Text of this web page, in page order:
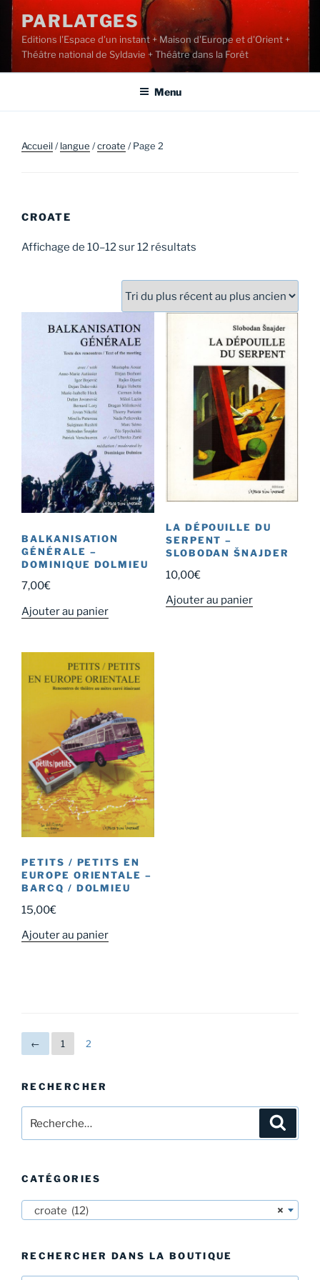
Aller
contenu
principal
PARLATGES
Editions l'Espace d'un instant + Maison d'Europe et d'Orient +
Théâtre national de Syldavie + Théâtre dans la Forêt
Menu
Accueil/langue /croate / Page 2
CROATE
Affichage de 10–12 sur 12 résultats
plus
récent
au
ancien
BALKANISATION
GÉNÉRALE –
DOMINIQUE DOLMIEU
7,00€
Ajouter au panier
LA DÉPOUILLE DU
SERPENT –
SLOBODAN ŠNAJDER
10,00€
Ajouter au panier
PETITS / PETITS EN
EUROPE ORIENTALE –
BARCQ / DOLMIEU
15,00€
Ajouter au panier
← 1 2
RECHERCHER
pour
CATÉGORIES
×
croate (12)
RECHERCHER DANS LA BOUTIQUE